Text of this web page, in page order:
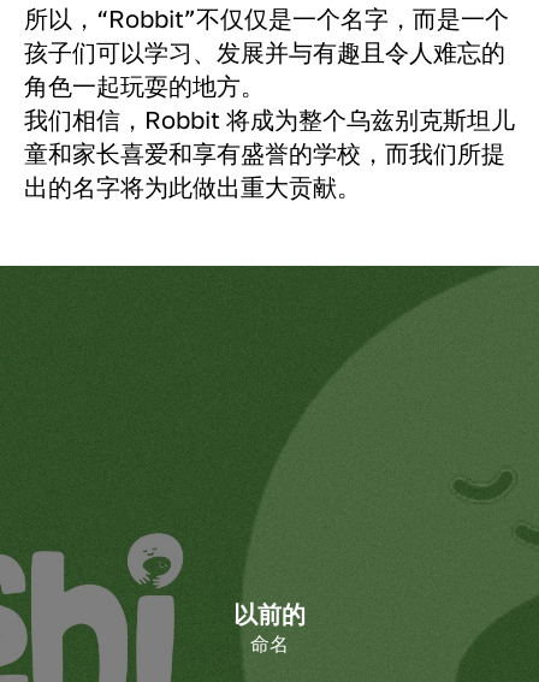
所以，“Robbit”不仅仅是一个名字，而是一个
孩子们可以学习、发展并与有趣且令人难忘的
角色一起玩耍的地方。
我们相信，Robbit 将成为整个乌兹别克斯坦儿
童和家长喜爱和享有盛誉的学校，而我们所提
出的名字将为此做出重大贡献。
以前的
命名